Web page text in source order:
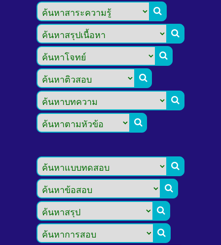









